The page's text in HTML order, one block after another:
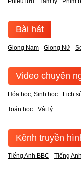
Bài hát
Giọng Nam Giọng Nữ
Video chuyên
Hóa học, Sinh học Lịch
Toán học Vật lý
Kênh truyền
Tiếng Anh BBC Tiếng